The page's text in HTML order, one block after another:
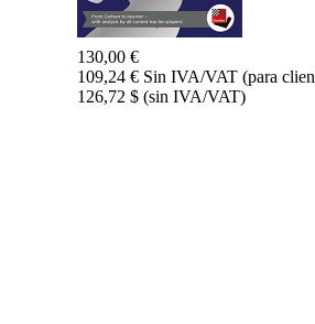
130,00 €
109,24 € Sin IVA/VAT (para
126,72 $ (sin IVA/VAT)